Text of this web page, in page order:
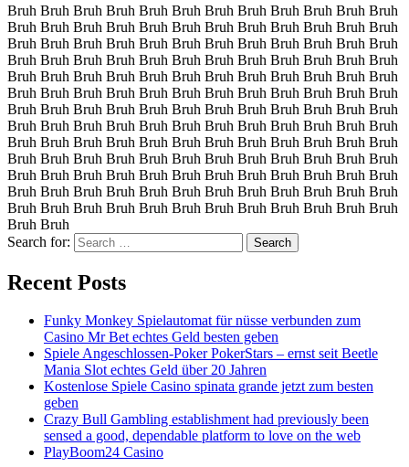
Bruh Bruh Bruh Bruh Bruh Bruh Bruh Bruh Bruh Bruh Bruh Bruh
Bruh Bruh Bruh Bruh Bruh Bruh Bruh Bruh Bruh Bruh Bruh Bruh
Bruh Bruh Bruh Bruh Bruh Bruh Bruh Bruh Bruh Bruh Bruh Bruh
Bruh Bruh Bruh Bruh Bruh Bruh Bruh Bruh Bruh Bruh Bruh Bruh
Bruh Bruh Bruh Bruh Bruh Bruh Bruh Bruh Bruh Bruh Bruh Bruh
Bruh Bruh Bruh Bruh Bruh Bruh Bruh Bruh Bruh Bruh Bruh Bruh
Bruh Bruh Bruh Bruh Bruh Bruh Bruh Bruh Bruh Bruh Bruh Bruh
Bruh Bruh Bruh Bruh Bruh Bruh Bruh Bruh Bruh Bruh Bruh Bruh
Bruh Bruh Bruh Bruh Bruh Bruh Bruh Bruh Bruh Bruh Bruh Bruh
Bruh Bruh Bruh Bruh Bruh Bruh Bruh Bruh Bruh Bruh Bruh Bruh
Bruh Bruh Bruh Bruh Bruh Bruh Bruh Bruh Bruh Bruh Bruh Bruh
Bruh Bruh Bruh Bruh Bruh Bruh Bruh Bruh Bruh Bruh Bruh Bruh
Bruh Bruh Bruh Bruh Bruh Bruh Bruh Bruh Bruh Bruh Bruh Bruh
Bruh Bruh
Search for:
Recent Posts
Funky Monkey Spielautomat für nüsse verbunden zum
Casino Mr Bet echtes Geld besten geben
Spiele Angeschlossen-Poker PokerStars – ernst seit Beetle
Mania Slot echtes Geld über 20 Jahren
Kostenlose Spiele Casino spinata grande jetzt zum besten
geben
Crazy Bull Gambling establishment had previously been
sensed a good, dependable platform to love on the web
PlayBoom24 Casino